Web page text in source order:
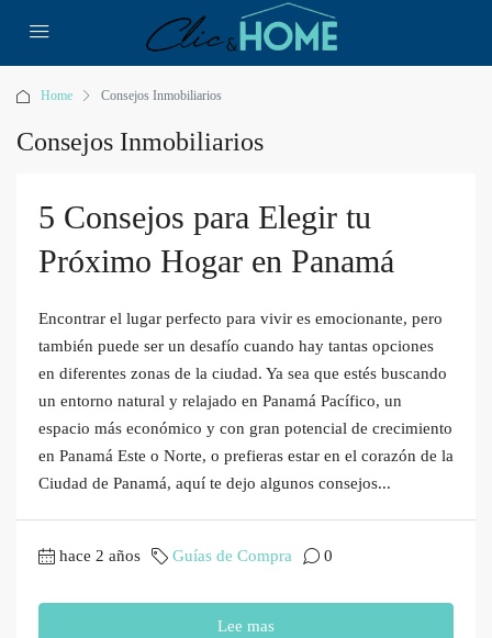
Home Consejos Inmobiliarios
Consejos Inmobiliarios
5 Consejos para Elegir tu
Próximo Hogar en Panamá
Encontrar el lugar perfecto para vivir es emocionante, pero
también puede ser un desafío cuando hay tantas opciones
en diferentes zonas de la ciudad. Ya sea que estés buscando
un entorno natural y relajado en Panamá Pacífico, un
espacio más económico y con gran potencial de crecimiento
en Panamá Este o Norte, o prefieras estar en el corazón de la
Ciudad de Panamá, aquí te dejo algunos consejos...
hace 2 años Guías de Compra 0
Lee mas